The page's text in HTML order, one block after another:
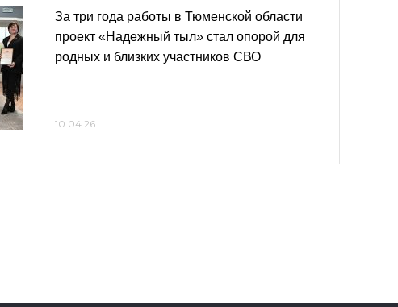
За три года работы в Тюменской области
проект «Надежный тыл» стал опорой для
родных и близких участников СВО
10.04.26